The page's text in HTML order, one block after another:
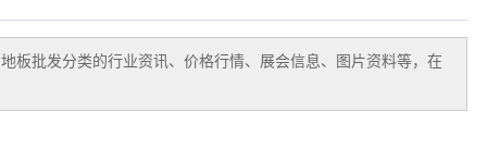
地板批发分类的行业资讯、价格行情、展会信息、图片资料等，在